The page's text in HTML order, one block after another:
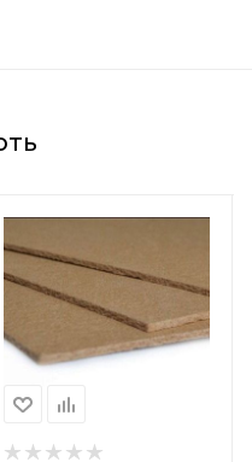
Польща
Товщина
7 мм
Ширина
590 мм
Довжина